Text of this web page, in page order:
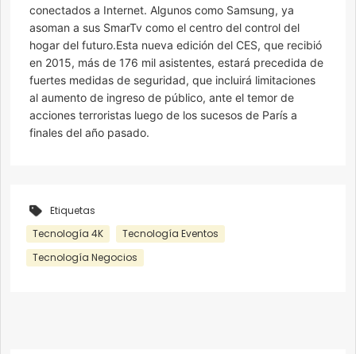
conectados a Internet. Algunos como Samsung, ya
asoman a sus SmarTv como el centro del control del
hogar del futuro.Esta nueva edición del CES, que recibió
en 2015, más de 176 mil asistentes, estará precedida de
fuertes medidas de seguridad, que incluirá limitaciones
al aumento de ingreso de público, ante el temor de
acciones terroristas luego de los sucesos de París a
finales del año pasado.
Etiquetas
Tecnología 4K
Tecnología Eventos
Tecnología Negocios